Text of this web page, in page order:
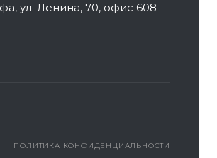
ул. Ленина, 70, офис 608
ПОЛИТИКА КОНФИДЕНЦИАЛЬНОСТИ